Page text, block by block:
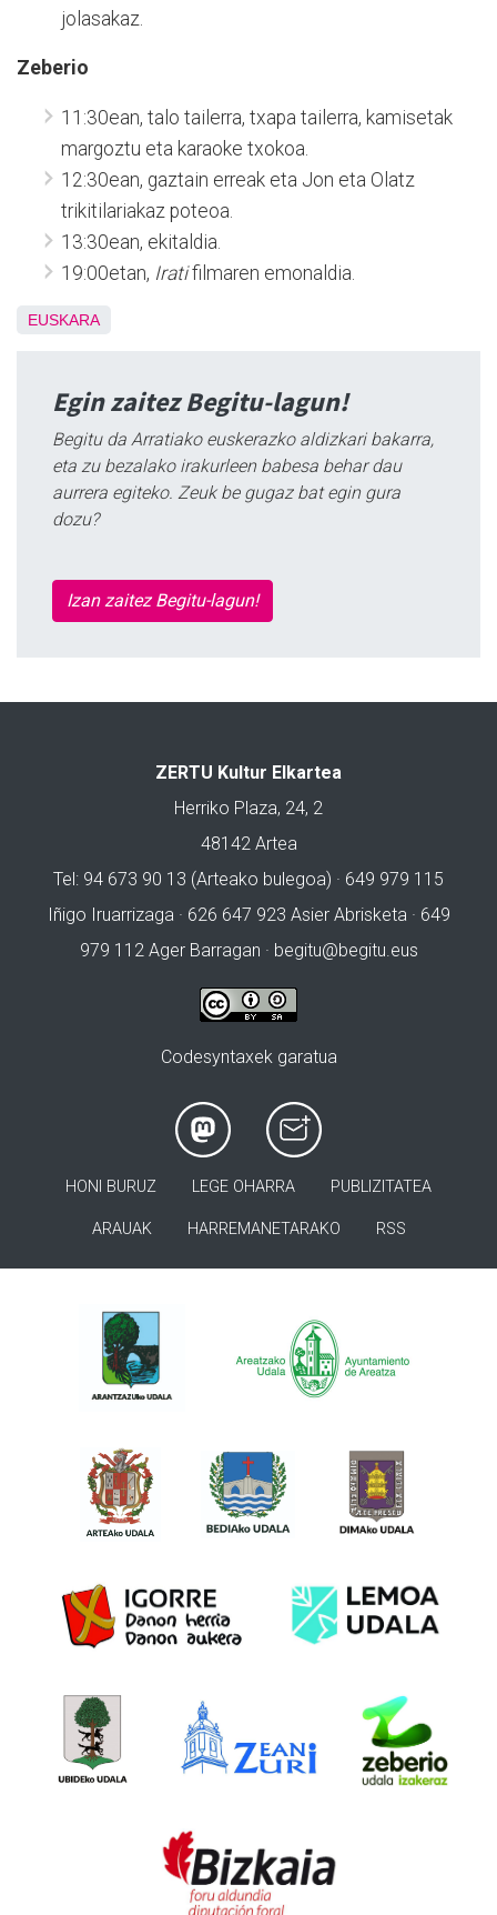
jolasakaz.
Zeberio
11:30ean, talo tailerra, txapa tailerra, kamisetak
margoztu eta karaoke txokoa.
12:30ean, gaztain erreak eta Jon eta Olatz
trikitilariakaz poteoa.
13:30ean, ekitaldia.
19:00etan, Iratifilmaren emonaldia.
EUSKARA
Egin zaitez Begitu-lagun!
Begitu da Arratiako euskerazko aldizkari bakarra,
eta zu bezalako irakurleen babesa behar dau
aurrera egiteko. Zeuk be gugaz bat egin gura
dozu?
Izan zaitez Begitu-lagun!
ZERTU Kultur Elkartea
Herriko Plaza, 24, 2
48142 Artea
Tel: 94 673 90 13 (Arteako bulegoa) · 649 979 115
Iñigo Iruarrizaga · 626 647 923 Asier Abrisketa · 649
979 112 Ager Barragan · begitu@begitu.eus
Codesyntaxek garatua
HONI BURUZ LEGE OHARRA PUBLIZITATEA
ARAUAK HARREMANETARAKO RSS